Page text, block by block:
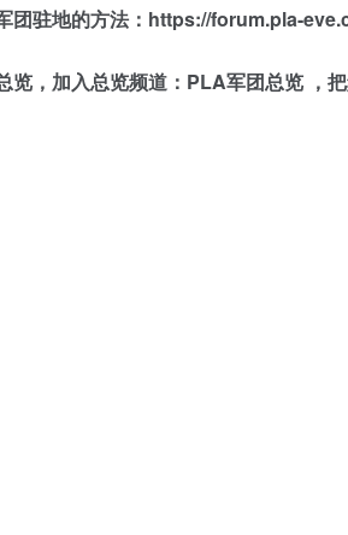
团驻地的方法： https://forum.pla-
览，加入总览频道：PLA军团总览 ，